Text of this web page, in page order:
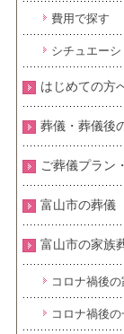
費用で探す
シチュエー
はじめての方
葬儀・葬儀後
ご葬儀プラン
富山市の葬儀
富山市の家族
コロナ禍後
コロナ禍後